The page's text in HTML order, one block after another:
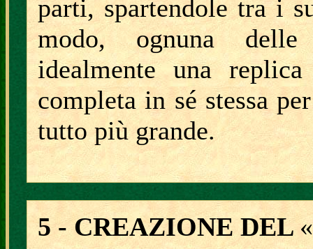
parti, spartendole tra i
modo, ognuna
idealmente una
completa in sé stessa
tutto più grande.
5 - CREAZIONE DEL«